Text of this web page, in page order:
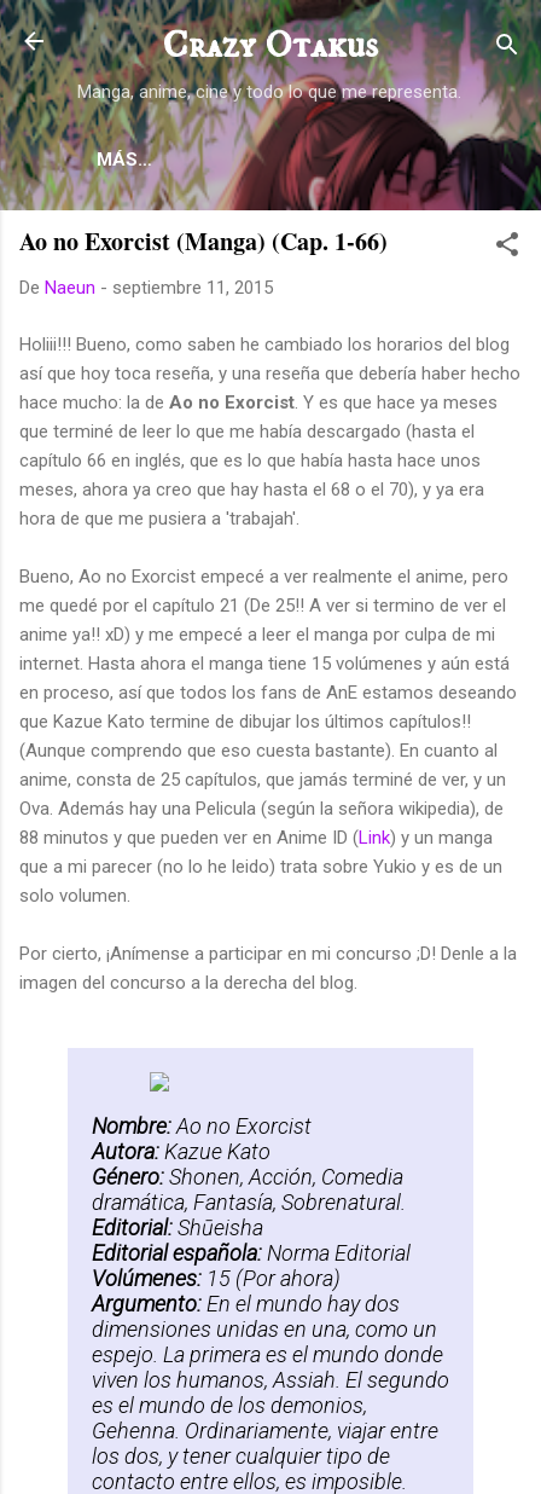
Ir al contenido principal
Crazy Otakus
Manga, anime, cine y todo lo que me representa.
MÁS…
Ao no Exorcist (Manga) (Cap. 1-66)
De Naeun - septiembre 11, 2015
Holiii!!! Bueno, como saben he cambiado los horarios del blog
así que hoy toca reseña, y una reseña que debería haber hecho
hace mucho: la de Ao no Exorcist . Y es que hace ya meses
que terminé de leer lo que me había descargado (hasta el
capítulo 66 en inglés, que es lo que había hasta hace unos
meses, ahora ya creo que hay hasta el 68 o el 70), y ya era
hora de que me pusiera a 'trabajah'.
Bueno, Ao no Exorcist empecé a ver realmente el anime, pero
me quedé por el capítulo 21 (De 25!! A ver si termino de ver el
anime ya!! xD) y me empecé a leer el manga por culpa de mi
internet. Hasta ahora el manga tiene 15 volúmenes y aún está
en proceso, así que todos los fans de AnE estamos deseando
que Kazue Kato termine de dibujar los últimos capítulos!!
(Aunque comprendo que eso cuesta bastante). En cuanto al
anime, consta de 25 capítulos, que jamás terminé de ver, y un
Ova. Además hay una Pelicula (según la señora wikipedia), de
88 minutos y que pueden ver en Anime ID (Link) y un manga
que a mi parecer (no lo he leido) trata sobre Yukio y es de un
solo volumen.
Por cierto, ¡Anímense a participar en mi concurso ;D! Denle a la
imagen del concurso a la derecha del blog.
Nombre:Ao no Exorcist
Autora: Kazue Kato
Género:Shonen, Acción, Comedia
dramática, Fantasía, Sobrenatural.
Editorial:Shūeisha
Editorial española: Norma Editorial
Volúmenes: 15 (Por ahora)
Argumento: En el mundo hay dos
dimensiones unidas en una, como un
espejo. La primera es el mundo donde
viven los humanos, Assiah. El segundo
es el mundo de los demonios,
Gehenna. Ordinariamente, viajar entre
los dos, y tener cualquier tipo de
contacto entre ellos, es imposible.